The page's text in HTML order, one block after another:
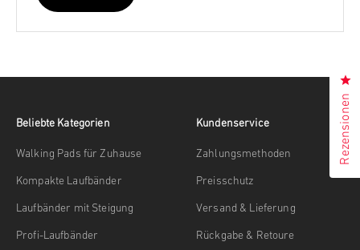
Beliebte Kategorien
Walking Pads für Zuhause
Kompakte Laufbänder
Laufbänder mit Steigung
Profi-Laufbänder
Kundenservice
Zahlungsmethoden
Preisschutz
Versand & Lieferung
Rückgabe & Retoure
Rezensionen